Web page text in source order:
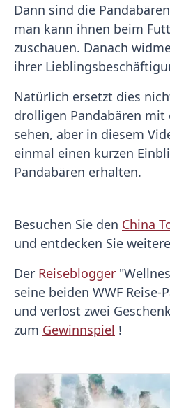
Dann sind die
man kann ihnen beim
zuschauen. Danach
ihrer
Natürlich ersetzt dies
drolligen Pandabären mit
sehen, aber in diesem
einmal einen kurzen
Pandabären erhalten.
Besuchen Sie den China
und entdecken Sie
Der Reiseblogger
seine beiden WWF Reise-
und verlost zwei
zum Gewinnspiel !